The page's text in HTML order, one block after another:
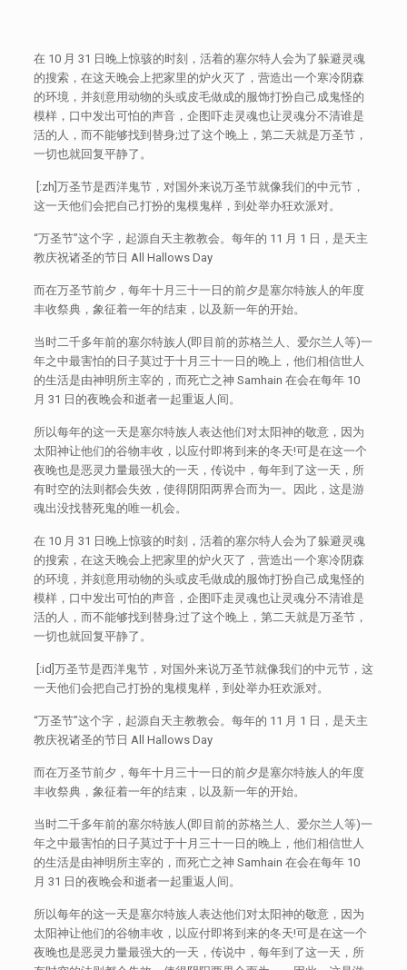
在 10 月 31 日晚上惊骇的时刻，活着的塞尔特人会为了躲避灵魂
的搜索，在这天晚会上把家里的炉火灭了，营造出一个寒冷阴森
的环境，并刻意用动物的头或皮毛做成的服饰打扮自己成鬼怪的
模样，口中发出可怕的声音，企图吓走灵魂也让灵魂分不清谁是
活的人，而不能够找到替身;过了这个晚上，第二天就是万圣节，
一切也就回复平静了。
[:zh]万圣节是西洋鬼节，对国外来说万圣节就像我们的中元节，
这一天他们会把自己打扮的鬼模鬼样，到处举办狂欢派对。
“万圣节”这个字，起源自天主教教会。每年的 11 月 1 日，是天主
教庆祝诸圣的节日 All Hallows Day
而在万圣节前夕，每年十月三十一日的前夕是塞尔特族人的年度
丰收祭典，象征着一年的结束，以及新一年的开始。
当时二千多年前的塞尔特族人(即目前的苏格兰人、爱尔兰人等)一
年之中最害怕的日子莫过于十月三十一日的晚上，他们相信世人
的生活是由神明所主宰的，而死亡之神 Samhain 在会在每年 10
月 31 日的夜晚会和逝者一起重返人间。
所以每年的这一天是塞尔特族人表达他们对太阳神的敬意，因为
太阳神让他们的谷物丰收，以应付即将到来的冬天!可是在这一个
夜晚也是恶灵力量最强大的一天，传说中，每年到了这一天，所
有时空的法则都会失效，使得阴阳两界合而为一。因此，这是游
魂出没找替死鬼的唯一机会。
在 10 月 31 日晚上惊骇的时刻，活着的塞尔特人会为了躲避灵魂
的搜索，在这天晚会上把家里的炉火灭了，营造出一个寒冷阴森
的环境，并刻意用动物的头或皮毛做成的服饰打扮自己成鬼怪的
模样，口中发出可怕的声音，企图吓走灵魂也让灵魂分不清谁是
活的人，而不能够找到替身;过了这个晚上，第二天就是万圣节，
一切也就回复平静了。
[:id]万圣节是西洋鬼节，对国外来说万圣节就像我们的中元节，这
一天他们会把自己打扮的鬼模鬼样，到处举办狂欢派对。
“万圣节”这个字，起源自天主教教会。每年的 11 月 1 日，是天主
教庆祝诸圣的节日 All Hallows Day
而在万圣节前夕，每年十月三十一日的前夕是塞尔特族人的年度
丰收祭典，象征着一年的结束，以及新一年的开始。
当时二千多年前的塞尔特族人(即目前的苏格兰人、爱尔兰人等)一
年之中最害怕的日子莫过于十月三十一日的晚上，他们相信世人
的生活是由神明所主宰的，而死亡之神 Samhain 在会在每年 10
月 31 日的夜晚会和逝者一起重返人间。
所以每年的这一天是塞尔特族人表达他们对太阳神的敬意，因为
太阳神让他们的谷物丰收，以应付即将到来的冬天!可是在这一个
夜晚也是恶灵力量最强大的一天，传说中，每年到了这一天，所